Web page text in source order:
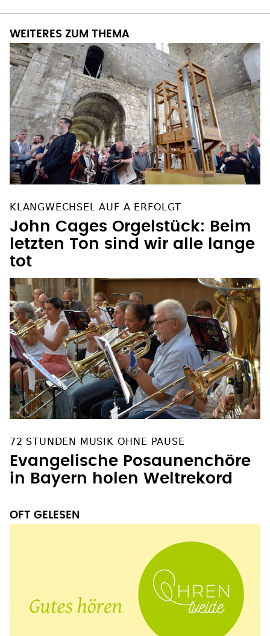
WEITERES ZUM THEMA
KLANGWECHSEL AUF A ERFOLGT
John Cages Orgelstück: Beim
letzten Ton sind wir alle lange
tot
72 STUNDEN MUSIK OHNE PAUSE
Evangelische Posaunenchöre
in Bayern holen Weltrekord
OFT GELESEN